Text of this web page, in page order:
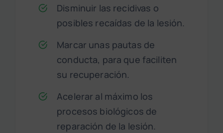
Disminuir las recidivas o
posibles recaídas de la lesión.
Marcar unas pautas de
conducta, para que faciliten
su recuperación.
Acelerar al máximo los
procesos biológicos de
reparación de la lesión.